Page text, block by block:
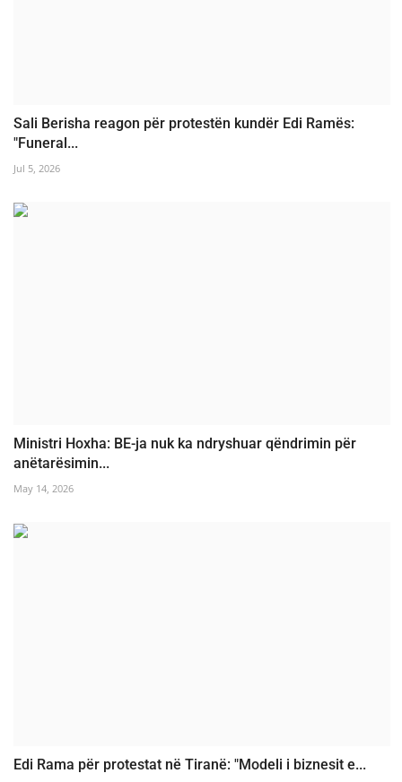
Sali Berisha reagon për protestën kundër Edi Ramës:
"Funeral...
Jul 5, 2026
Ministri Hoxha: BE-ja nuk ka ndryshuar qëndrimin për
anëtarësimin...
May 14, 2026
Edi Rama për protestat në Tiranë: "Modeli i biznesit e...